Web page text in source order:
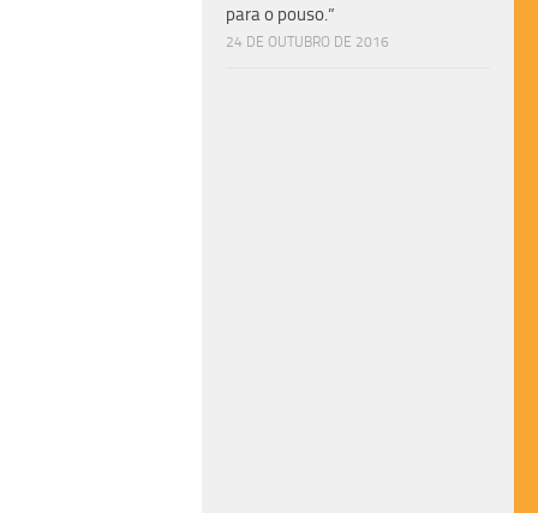
para o pouso.”
24 DE OUTUBRO DE 2016